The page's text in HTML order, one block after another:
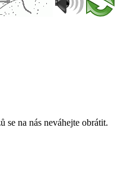
na nás neváhejte obrátit.